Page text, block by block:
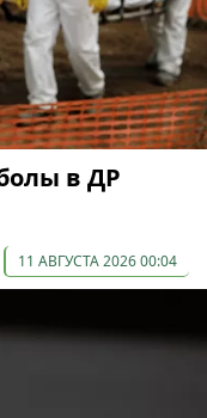
в ДР
11 АВГУСТА 2026 00:04